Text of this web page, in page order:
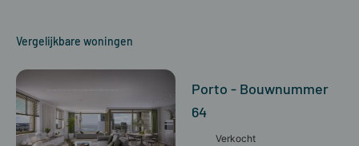
Vergelijkbare woningen
Porto - Bouwnummer
64
Verkocht